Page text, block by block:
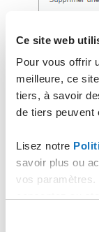
Ce site web
Pour vous offrir
meilleure, ce
tiers, à savoir
de tiers peuvent
Lisez notre
savoir plus ou
vos
stockage des
La fenêtre "
La liste des
La
jours (Jours